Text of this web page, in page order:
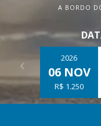
A BORDO
2026
06 NOV
R$ 1.250